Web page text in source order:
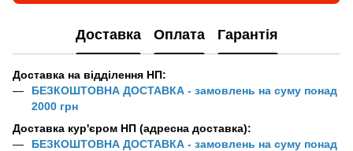
Доставка Оплата Гарантія
Доставка на відділення НП:
БЕЗКОШТОВНА ДОСТАВКА - замовлень на суму понад
2000 грн
Доставка кур'єром НП (адресна доставка):
БЕЗКОШТОВНА ДОСТАВКА - замовлень на суму понад